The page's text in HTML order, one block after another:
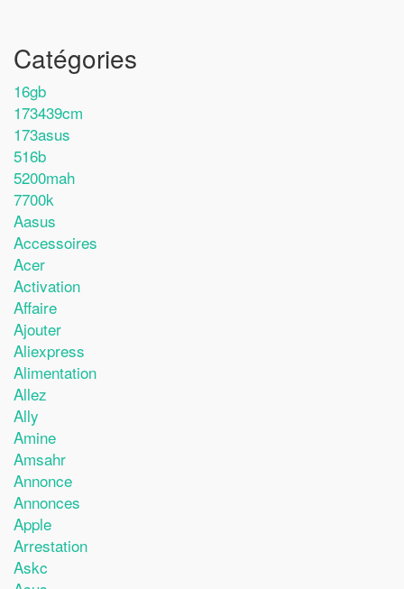
Catégories
16gb
173439cm
173asus
516b
5200mah
7700k
Aasus
Accessoires
Acer
Activation
Affaire
Ajouter
Aliexpress
Alimentation
Allez
Ally
Amine
Amsahr
Annonce
Annonces
Apple
Arrestation
Askc